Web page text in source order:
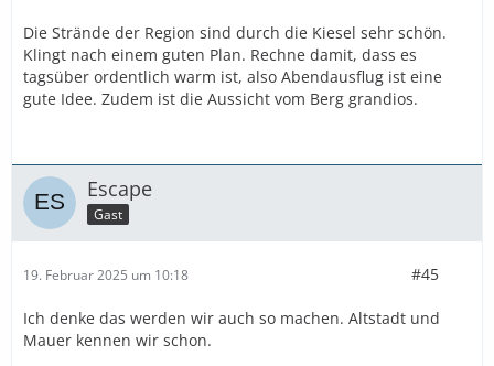
Die Strände der Region sind durch die Kiesel sehr schön.
Klingt nach einem guten Plan. Rechne damit, dass es
tagsüber ordentlich warm ist, also Abendausflug ist eine
gute Idee. Zudem ist die Aussicht vom Berg grandios.
Escape
Gast
19. Februar 2025 um 10:18 #45
Ich denke das werden wir auch so machen. Altstadt und
Mauer kennen wir schon.